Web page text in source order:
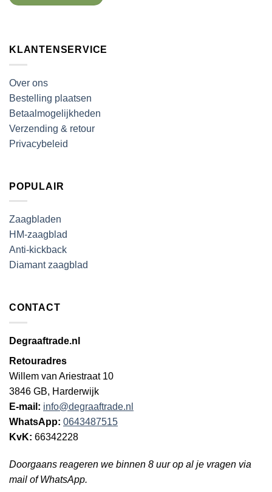
KLANTENSERVICE
Over ons
Bestelling plaatsen
Betaalmogelijkheden
Verzending & retour
Privacybeleid
POPULAIR
Zaagbladen
HM-zaagblad
Anti-kickback
Diamant zaagblad
CONTACT
Degraaftrade.nl
Retouradres
Willem van Ariestraat 10
3846 GB, Harderwijk
E-mail: info@degraaftrade.nl
WhatsApp: 0643487515
KvK: 66342228
Doorgaans reageren we binnen 8 uur op al je vragen via
mail of WhatsApp.